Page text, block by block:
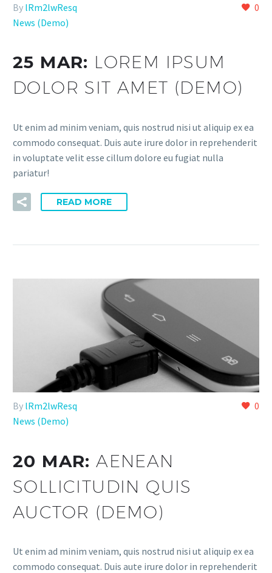
0
By lRm2lwResq
News (Demo)
25 MAR: LOREM IPSUM
DOLOR SIT AMET (DEMO)
Ut enim ad minim veniam, quis nostrud nisi ut aliquip ex ea
commodo consequat. Duis aute irure dolor in reprehenderit
in voluptate velit esse cillum dolore eu fugiat nulla
pariatur!
READ MORE
0
By lRm2lwResq
News (Demo)
20 MAR:AENEAN
SOLLICITUDIN QUIS
AUCTOR (DEMO)
Ut enim ad minim veniam, quis nostrud nisi ut aliquip ex ea
commodo consequat. Duis aute irure dolor in reprehenderit